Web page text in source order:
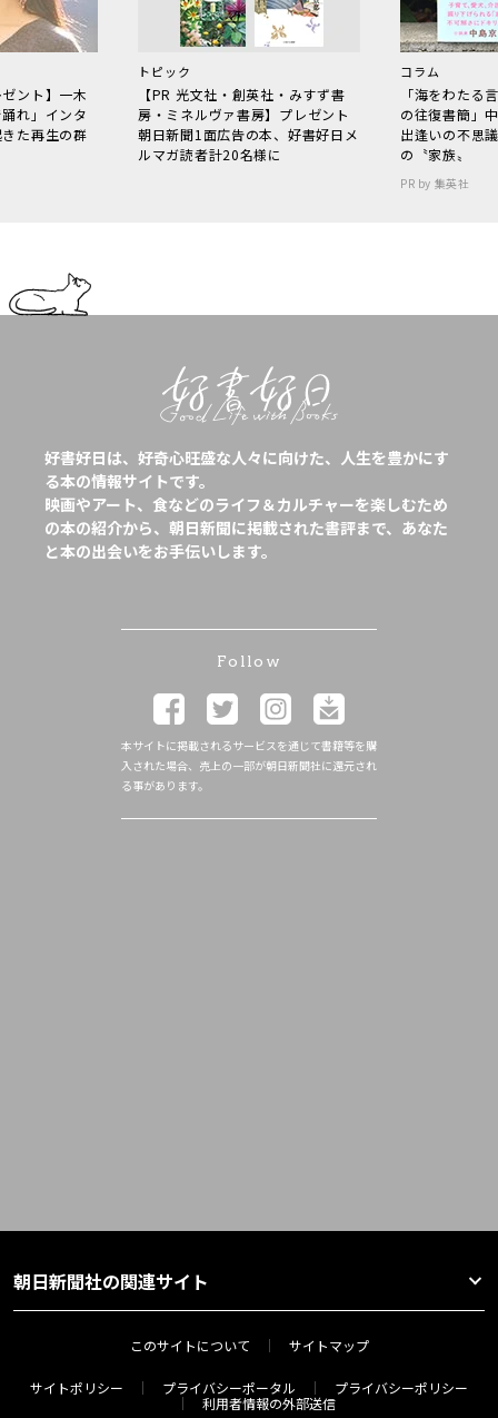
ント】一木
れ」インタ
た再生の群
トピック
【PR 光文社・創英社・みすず書
房・ミネルヴァ書房】プレゼント
朝日新聞1面広告の本、好書好日メ
ルマガ読者計20名様に
コラム
「海をわた
の往復書簡」
出逢いの不思
の〝家族〟
PR by 集英社
好書好日は、好奇心旺盛な人々に向けた、人生を豊かにす
る本の情報サイトです。
映画やアート、食などのライフ＆カルチャーを楽しむため
の本の紹介から、朝日新聞に掲載された書評まで、あなた
と本の出会いをお手伝いします。
Follow
本サイトに掲載されるサービスを通じて書籍等を購
入された場合、売上の一部が朝日新聞社に還元され
る事があります。
朝日新聞社の関連サイト
このサイトについて サイトマップ
サイトポリシー プライバシーポータル
プライバシーポリシー
利用者情報の外部送信